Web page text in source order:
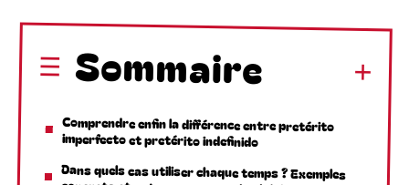
Sommaire
Comprendre enfin la différence entre pretérito
imperfecto et pretérito indefinido
Dans quels cas utiliser chaque temps ? Exemples